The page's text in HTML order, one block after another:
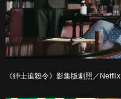
《紳士追殺令》影集版劇照／Netflix